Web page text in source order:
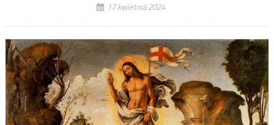
17 kwietnia 2024